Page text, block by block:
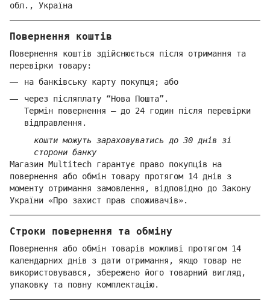
обл., Україна
Повернення коштів
Повернення коштів здійснюється після отримання та
перевірки товару:
на банківську карту покупця; або
через післяплату “Нова Пошта”.
Термін повернення — до 24 годин після перевірки
відправлення.
кошти можуть зараховуватись до 30 днів зі
сторони банку
Магазин Multitech гарантує право покупців на
повернення або обмін товару протягом 14 днів з
моменту отримання замовлення, відповідно до Закону
України «Про захист прав споживачів».
Строки повернення та обміну
Повернення або обмін товарів можливі протягом 14
календарних днів з дати отримання, якщо товар не
використовувався, збережено його товарний вигляд,
упаковку та повну комплектацію.